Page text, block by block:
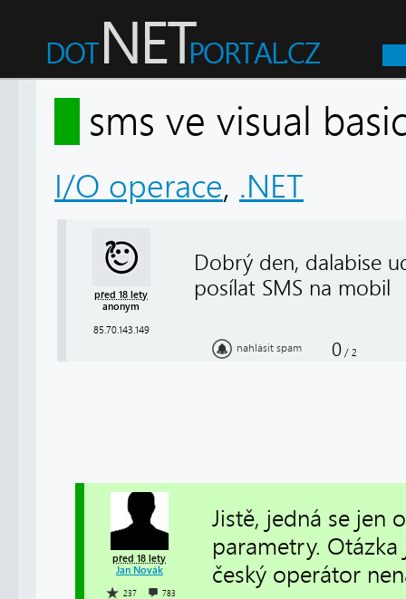
sms ve visual
I/O operace, .NET
před 18 lety
anonym
85.70.143.149
Dobrý den, dalabise
posílat SMS na mobil
nahlásit spam 0 / 2
před 18 lety
Jan Novák
237 783
Jistě, jedná se jen
parametry.
český operátor